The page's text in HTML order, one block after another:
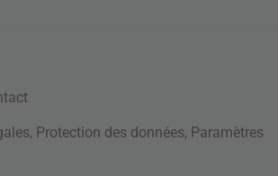
, Protection des données, Paramètres